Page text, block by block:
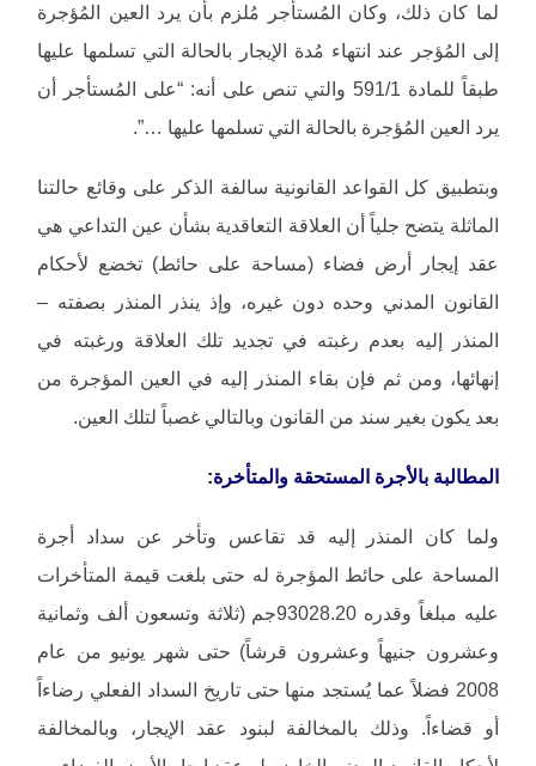
لما كان ذلك، وكان المُستأجر مُلزم بأن يرد العين المُؤجرة
إلى المُؤجر عند انتهاء مُدة الإيجار بالحالة التي تسلمها عليها
طبقاً للمادة 591/1 والتي تنص على أنه: “على المُستأجر أن
يرد العين المُؤجرة بالحالة التي تسلمها عليها …”.
وبتطبيق كل القواعد القانونية سالفة الذكر على وقائع حالتنا
الماثلة يتضح جلياً أن العلاقة التعاقدية بشأن عين التداعي هي
عقد إيجار أرض فضاء (مساحة على حائط) تخضع لأحكام
القانون المدني وحده دون غيره، وإذ ينذر المنذر بصفته –
المنذر إليه بعدم رغبته في تجديد تلك العلاقة ورغبته في
إنهائها، ومن ثم فإن بقاء المنذر إليه في العين المؤجرة من
بعد يكون بغير سند من القانون وبالتالي غصباً لتلك العين.
المطالبة بالأجرة المستحقة والمتأخرة:
ولما كان المنذر إليه قد تقاعس وتأخر عن سداد أجرة
المساحة على حائط المؤجرة له حتى بلغت قيمة المتأخرات
عليه مبلغاً وقدره 93028.20جم (ثلاثة وتسعون ألف وثمانية
وعشرون جنيهاً وعشرون قرشاً) حتى شهر يونيو من عام
2008 فضلاً عما يُستجد منها حتى تاريخ السداد الفعلي رضاءاً
أو قضاءاً. وذلك بالمخالفة لبنود عقد الإيجار، وبالمخالفة